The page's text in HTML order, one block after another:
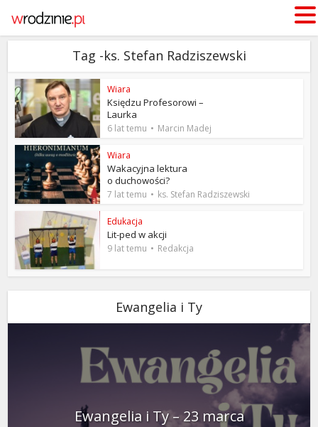
Tag -ks. Stefan Radziszewski
Wiara
Księdzu Profesorowi –
Laurka
6 lat temu Marcin Madej
Wiara
Wakacyjna lektura
o duchowości?
7 lat temu ks. Stefan Radziszewski
Edukacja
Lit-ped w akcji
9 lat temu Redakcja
Ewangelia i Ty
Ewangelia i Ty – 23 marca